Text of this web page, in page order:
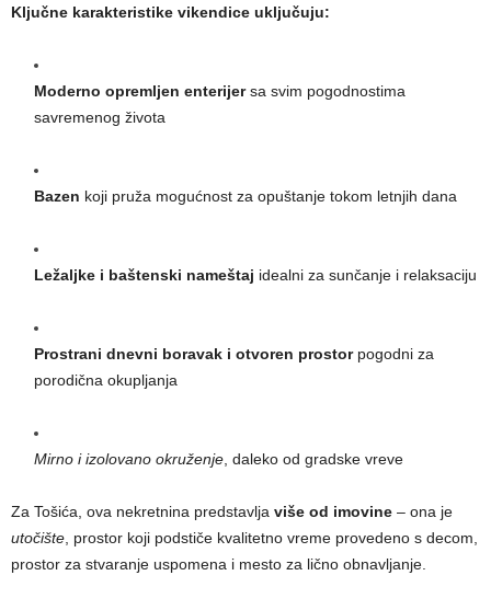
Ključne karakteristike vikendice uključuju:
Moderno opremljen enterijersa svim pogodnostima
savremenog života
Bazen koji pruža mogućnost za opuštanje tokom letnjih dana
Ležaljke i baštenski nameštaj idealni za sunčanje i relaksaciju
Prostrani dnevni boravak i otvoren prostorpogodni za
porodična okupljanja
Mirno i izolovano okruženje , daleko od gradske vreve
Za Tošića, ova nekretnina predstavlja više od imovine – ona je
utočište , prostor koji podstiče kvalitetno vreme provedeno s decom,
prostor za stvaranje uspomena i mesto za lično obnavljanje.